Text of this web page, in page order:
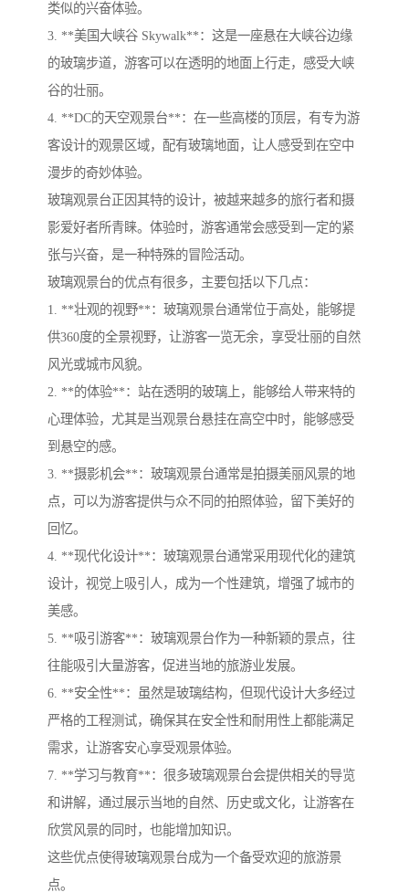
类似的兴奋体验。
3. **美国大峡谷 Skywalk**：这是一座悬在大峡谷边缘
的玻璃步道，游客可以在透明的地面上行走，感受大峡
谷的壮丽。
4. **DC的天空观景台**：在一些高楼的顶层，有专为游
客设计的观景区域，配有玻璃地面，让人感受到在空中
漫步的奇妙体验。
玻璃观景台正因其特的设计，被越来越多的旅行者和摄
影爱好者所青睐。体验时，游客通常会感受到一定的紧
张与兴奋，是一种特殊的冒险活动。
玻璃观景台的优点有很多，主要包括以下几点：
1. **壮观的视野**：玻璃观景台通常位于高处，能够提
供360度的全景视野，让游客一览无余，享受壮丽的自然
风光或城市风貌。
2. **的体验**：站在透明的玻璃上，能够给人带来特的
心理体验，尤其是当观景台悬挂在高空中时，能够感受
到悬空的感。
3. **摄影机会**：玻璃观景台通常是拍摄美丽风景的地
点，可以为游客提供与众不同的拍照体验，留下美好的
回忆。
4. **现代化设计**：玻璃观景台通常采用现代化的建筑
设计，视觉上吸引人，成为一个性建筑，增强了城市的
美感。
5. **吸引游客**：玻璃观景台作为一种新颖的景点，往
往能吸引大量游客，促进当地的旅游业发展。
6. **安全性**：虽然是玻璃结构，但现代设计大多经过
严格的工程测试，确保其在安全性和耐用性上都能满足
需求，让游客安心享受观景体验。
7. **学习与教育**：很多玻璃观景台会提供相关的导览
和讲解，通过展示当地的自然、历史或文化，让游客在
欣赏风景的同时，也能增加知识。
这些优点使得玻璃观景台成为一个备受欢迎的旅游景
点。